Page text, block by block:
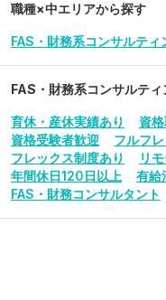
職種×中エリアから探す
FAS・財務系コンサルティ
FAS・財務系コンサルティ
育休・産休実績あり 資
資格受験者歓迎
フルフ
フレックス制度あり
リ
年間休日120日以上
有給
FAS・財務コンサルタント